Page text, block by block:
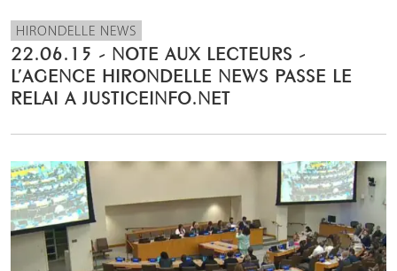
HIRONDELLE NEWS
22.06.15 - NOTE AUX LECTEURS -
L’AGENCE HIRONDELLE NEWS PASSE LE
RELAI A JUSTICEINFO.NET